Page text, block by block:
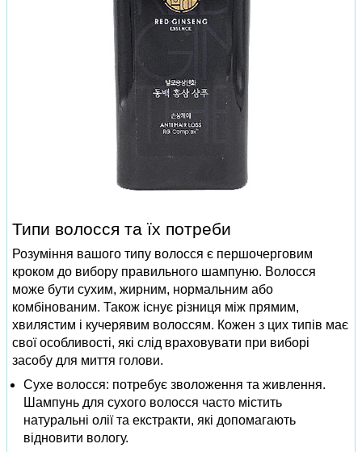
Типи волосся та їх потреби
Розуміння вашого типу волосся є першочерговим
кроком до вибору правильного шампуню. Волосся
може бути сухим, жирним, нормальним або
комбінованим. Також існує різниця між прямим,
хвилястим і кучерявим волоссям. Кожен з цих типів має
свої особливості, які слід враховувати при виборі
засобу для миття голови.
Сухе волосся: потребує зволоження та живлення.
Шампунь для сухого волосся часто містить
натуральні олії та екстракти, які допомагають
відновити вологу.